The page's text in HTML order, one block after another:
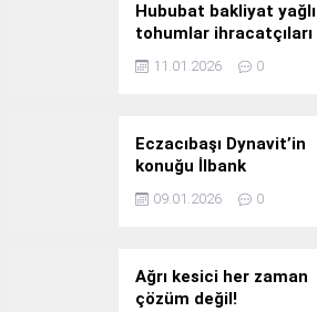
Hububat bakliyat yağlı
tohumlar ihracatçıları
Güney Kore yolcusu
11.01.2026 0
Eczacıbaşı Dynavit’in
konuğu İlbank
09.01.2026 0
Ağrı kesici her zaman
çözüm değil!